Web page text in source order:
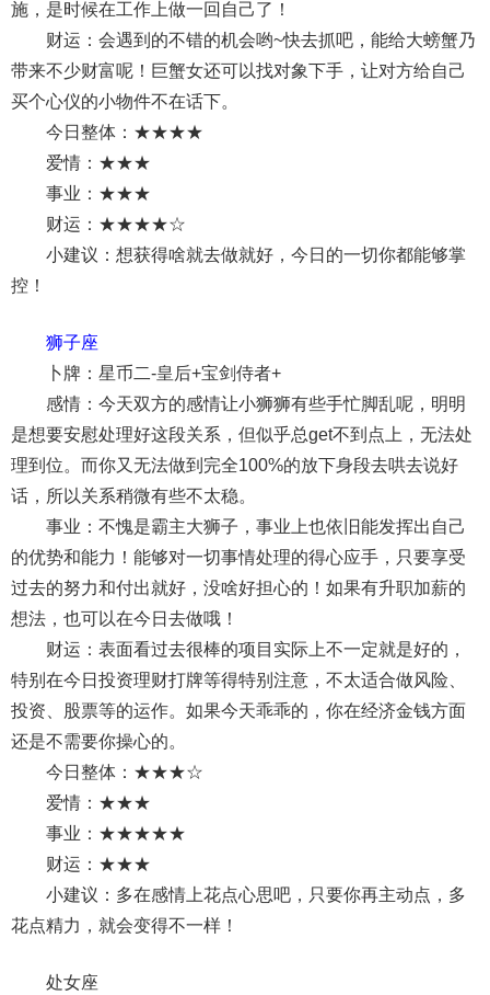
施，是时候在工作上做一回自己了！
财运：会遇到的不错的机会哟~快去抓吧，能给大螃蟹乃
带来不少财富呢！巨蟹女还可以找对象下手，让对方给自己
买个心仪的小物件不在话下。
今日整体：★★★★
爱情：★★★
事业：★★★
财运：★★★★☆
小建议：想获得啥就去做就好，今日的一切你都能够掌
控！
狮子座
卜牌：星币二-皇后+宝剑侍者+
感情：今天双方的感情让小狮狮有些手忙脚乱呢，明明
是想要安慰处理好这段关系，但似乎总get不到点上，无法处
理到位。而你又无法做到完全100%的放下身段去哄去说好
话，所以关系稍微有些不太稳。
事业：不愧是霸主大狮子，事业上也依旧能发挥出自己
的优势和能力！能够对一切事情处理的得心应手，只要享受
过去的努力和付出就好，没啥好担心的！如果有升职加薪的
想法，也可以在今日去做哦！
财运：表面看过去很棒的项目实际上不一定就是好的，
特别在今日投资理财打牌等得特别注意，不太适合做风险、
投资、股票等的运作。如果今天乖乖的，你在经济金钱方面
还是不需要你操心的。
今日整体：★★★☆
爱情：★★★
事业：★★★★★
财运：★★★
小建议：多在感情上花点心思吧，只要你再主动点，多
花点精力，就会变得不一样！
处女座